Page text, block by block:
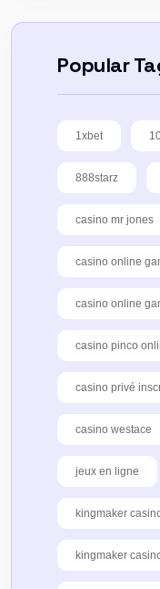
Popular
1xbet
888starz
casino mr jones
casino online
casino online
casino pinco
casino privé
casino westace
jeux en ligne
kingmaker
kingmaker